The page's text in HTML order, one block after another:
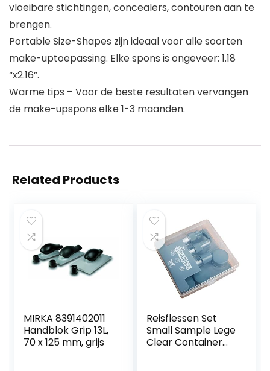
vloeibare stichtingen, concealers, contouren aan te
brengen.
Portable Size-Shapes zijn ideaal voor alle soorten
make-uptoepassing. Elke spons is ongeveer: 1.18
“x2.16”.
Warme tips – Voor de beste resultaten vervangen
de make-upspons elke 1-3 maanden.
Related Products
MIRKA 8391402011
Handblok Grip 13L,
70 x 125 mm, grijs
Reisflessen Set
Small Sample Lege
Clear Container